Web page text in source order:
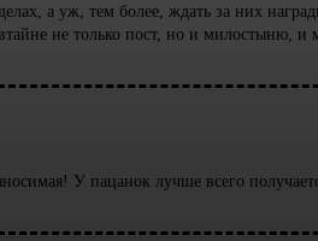
а уж, тем более, ждать за них
не только пост, но и милостыню,
У пацанок лучше всего